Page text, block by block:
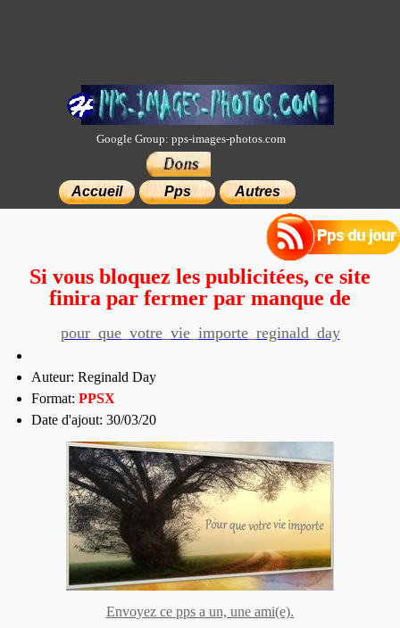
Accueil Pps Autres
Google Group: pps-images-photos.com
×
Si vous bloquez les publicitées, ce site
finira par fermer par manque de
pour_que_votre_vie_importe_reginald_day
Auteur: Reginald Day
Format: PPSX
Date d'ajout: 30/03/20
Envoyez ce pps a un, une ami(e).